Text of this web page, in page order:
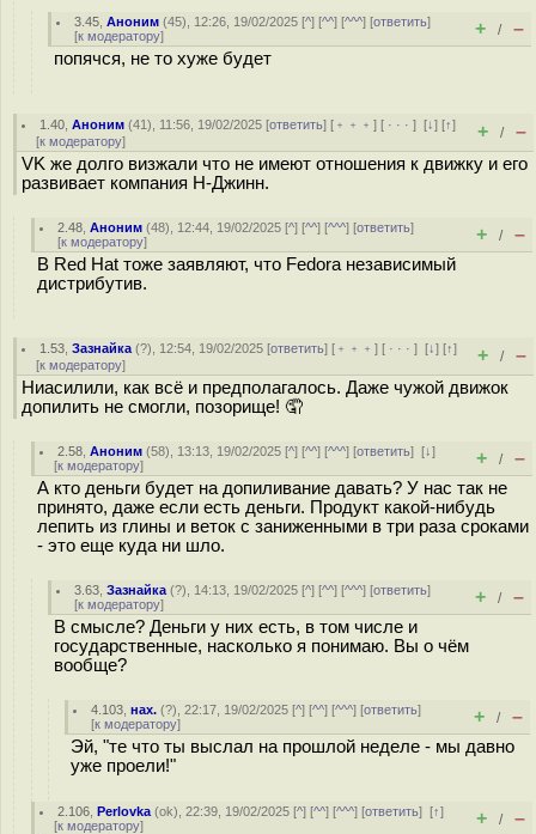
3.45 ,Аноним (45), 12:26, 19/02/2025 [^] [^^] [^^^] [ответить]
[к модератору] + / –
попячся, не то хуже будет
1.40 ,Аноним (41), 11:56, 19/02/2025 [ответить] [ ﹢﹢﹢] [ · · ·][↓] [↑]
[к модератору] + / –
VK же долго визжали что не имеют отношения к движку и его
развивает компания Н-Джинн.
2.48 ,Аноним (48), 12:44, 19/02/2025 [^] [^^] [^^^] [ответить]
[к модератору] + / –
В Red Hat тоже заявляют, что Fedora независимый
дистрибутив.
1.53 ,Зазнайка (?), 12:54, 19/02/2025 [ответить] [ ﹢﹢﹢] [ · · ·][↓] [↑]
[к модератору] + / –
Ниасилили, как всё и предполагалось. Даже чужой движок
допилить не смогли, позорище! 🤦
2.58 ,Аноним (58), 13:13, 19/02/2025 [^] [^^] [^^^] [ответить][↓]
[к модератору] + / –
А кто деньги будет на допиливание давать? У нас так не
принято, даже если есть деньги. Продукт какой-нибудь
лепить из глины и веток с заниженными в три раза сроками
- это еще куда ни шло.
3.63 ,Зазнайка (?), 14:13, 19/02/2025 [^] [^^] [^^^] [ответить]
[к модератору] + / –
В смысле? Деньги у них есть, в том числе и
государственные, насколько я понимаю. Вы о чём
вообще?
4.103 ,нах. (?), 22:17, 19/02/2025 [^] [^^] [^^^] [ответить]
[к модератору] + / –
Эй, "те что ты выслал на прошлой неделе - мы давно
уже проели!"
2.106 ,Perlovka (ok), 22:39, 19/02/2025 [^] [^^] [^^^] [ответить][↑]
[к модератору] + / –